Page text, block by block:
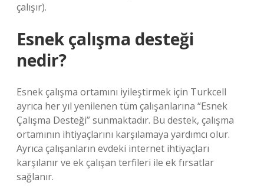
çalışır).
Esnek çalışma desteği
nedir?
Esnek çalışma ortamını iyileştirmek için Turkcell
ayrıca her yıl yenilenen tüm çalışanlarına “Esnek
Çalışma Desteği” sunmaktadır. Bu destek, çalışma
ortamının ihtiyaçlarını karşılamaya yardımcı olur.
Ayrıca çalışanların evdeki internet ihtiyaçları
karşılanır ve ek çalışan terfileri ile ek fırsatlar
sağlanır.